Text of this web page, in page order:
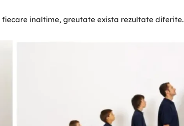
inaltime, greutate exista rezultate diferite.